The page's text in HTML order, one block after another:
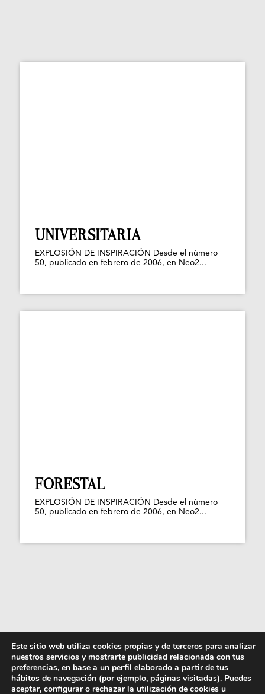
UNIVERSITARIA
EXPLOSIÓN DE INSPIRACIÓN Desde el número
50, publicado en febrero de 2006, en Neo2...
FORESTAL
EXPLOSIÓN DE INSPIRACIÓN Desde el número
50, publicado en febrero de 2006, en Neo2...
Este sitio web utiliza cookies propias y de terceros para analizar
nuestros servicios y mostrarte publicidad relacionada con tus
preferencias, en base a un perfil elaborado a partir de tus
hábitos de navegación (por ejemplo, páginas visitadas). Puedes
aceptar, configurar o rechazar la utilización de cookies u